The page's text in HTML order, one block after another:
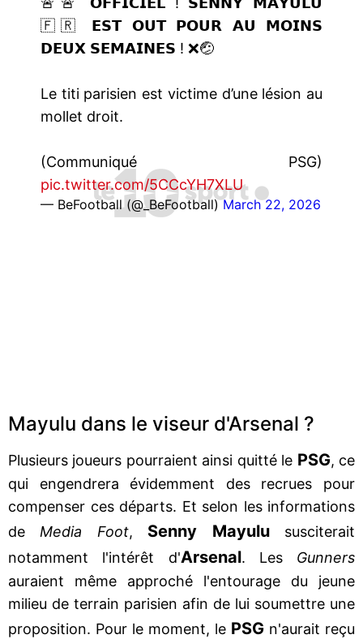
🇫🇷 𝗘𝗦𝗧 𝗢𝗨𝗧 𝗣𝗢𝗨𝗥 𝗔𝗨 𝗠𝗢𝗜𝗡𝗦
𝗗𝗘𝗨𝗫 𝗦𝗘𝗠𝗔𝗜𝗡𝗘𝗦 ! ❌🤕
Le titi parisien est victime d’une lésion au
mollet droit.
(Communiqué PSG)
pic.twitter.com/5CCcYH7XLU
— BeFootball (@_BeFootball)March 22, 2026
Mayulu dans le viseur d'Arsenal ?
Plusieurs joueurs pourraient ainsi quitté le PSG, ce
qui engendrera évidemment des recrues pour
compenser ces départs. Et selon les informations
de Media Foot, Senny Mayulususciterait
notamment l'intérêt d'Arsenal. Les Gunners
auraient même approché l'entourage du jeune
milieu de terrain parisien afin de lui soumettre une
proposition. Pour le moment, le PSG n'aurait reçu